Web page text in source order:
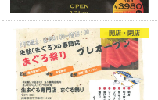
開店・閉店